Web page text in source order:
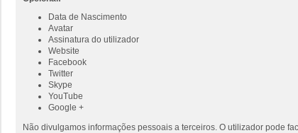
Data de Nascimento
Avatar
Assinatura do utilizador
Website
Facebook
Twitter
Skype
YouTube
Google +
Não divulgamos informações pessoais a terceiros. O utilizador pode